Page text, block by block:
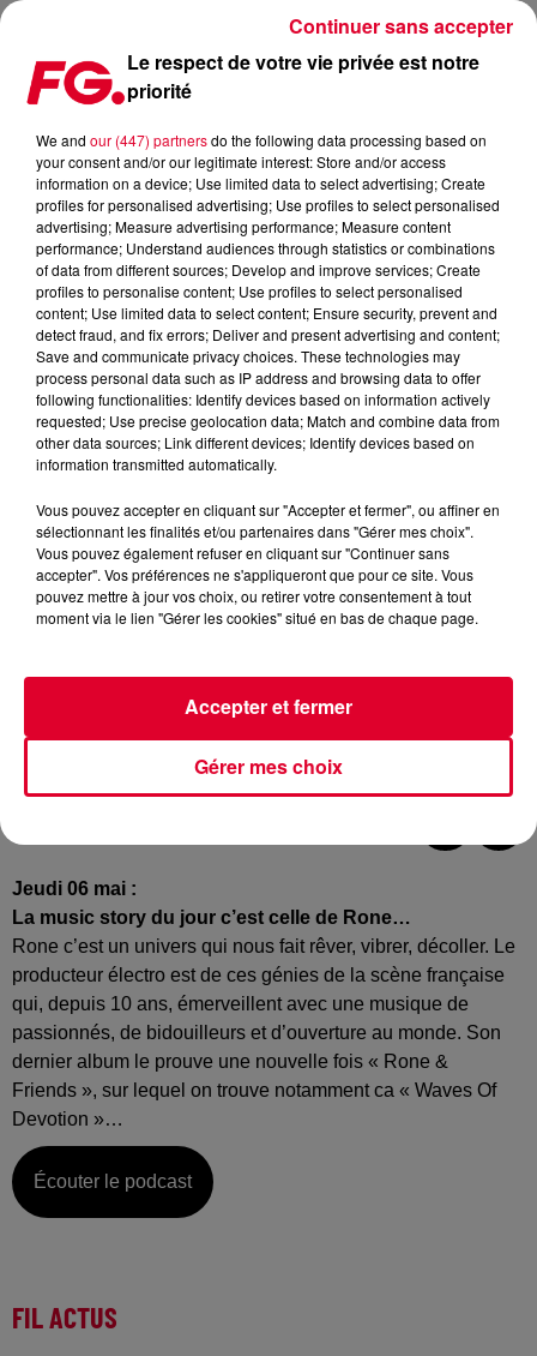
LA MUSIC STORY DU JOUR : RONE
Publié : 6 mai 2021 à 9h10 par Christophe HUBERT
Jeudi 06 mai :
La music story du jour c’est celle de Rone…
Rone c’est un univers qui nous fait rêver, vibrer, décoller. Le
producteur électro est de ces génies de la scène française
qui, depuis 10 ans, émerveillent avec une musique de
passionnés, de bidouilleurs et d’ouverture au monde. Son
dernier album le prouve une nouvelle fois « Rone &
Friends », sur lequel on trouve notamment ca « Waves Of
Devotion »…
Écouter le podcast
FIL ACTUS
Le respect de votre vie privée est notre
priorité
We and our (447) partnersdo the following data processing based on
your consent and/or our legitimate interest: Store and/or access
information on a device; Use limited data to select advertising; Create
profiles for personalised advertising; Use profiles to select personalised
advertising; Measure advertising performance; Measure content
performance; Understand audiences through statistics or combinations
of data from different sources; Develop and improve services; Create
profiles to personalise content; Use profiles to select personalised
content; Use limited data to select content; Ensure security, prevent and
detect fraud, and fix errors; Deliver and present advertising and content;
Save and communicate privacy choices. These technologies may
process personal data such as IP address and browsing data to offer
following functionalities: Identify devices based on information actively
requested; Use precise geolocation data; Match and combine data from
other data sources; Link different devices; Identify devices based on
information transmitted automatically.
Vous pouvez accepter en cliquant sur "Accepter et fermer", ou affiner en
sélectionnant les finalités et/ou partenaires dans "Gérer mes choix".
Vous pouvez également refuser en cliquant sur "Continuer sans
accepter". Vos préférences ne s'appliqueront que pour ce site. Vous
pouvez mettre à jour vos choix, ou retirer votre consentement à tout
moment via le lien "Gérer les cookies" situé en bas de chaque page.
Gérer mes choix
Accepter et fermer
Continuer sans accepter